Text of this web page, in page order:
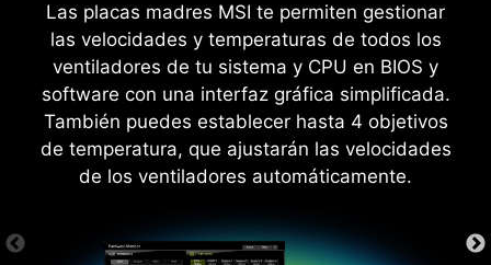
Las placas madres MSI te permiten gestionar
las velocidades y temperaturas de todos los
ventiladores de tu sistema y CPU en BIOS y
software con una interfaz gráfica simplificada.
También puedes establecer hasta 4 objetivos
de temperatura, que ajustarán las velocidades
de los ventiladores automáticamente.